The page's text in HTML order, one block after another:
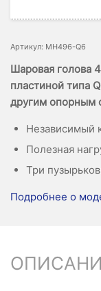
Артикул: MH496-Q6
Шаровая голова
пластиной типа
другим опорным
Независимый
Полезная
Три
Подробнее о